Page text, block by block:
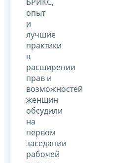
опыт
и
лучшие
практики
в
расширении
прав и
возможностей
женщин
обсудили
на
первом
заседании
рабочей